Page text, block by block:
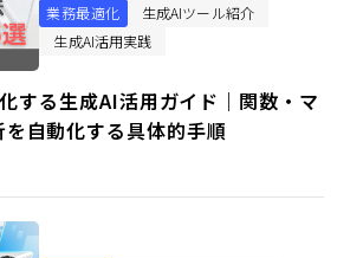
業務最適化
生成AIツール紹介
生成AI活用実践
する生成AI活用ガイド｜関数・マ
自動化する具体的手順